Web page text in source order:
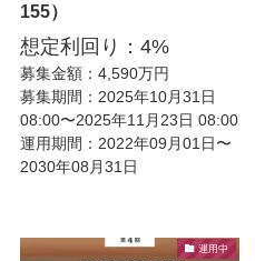
155）
想定利回り：4%
募集金額：4,590万円
募集期間：2025年10月31日
08:00〜2025年11月23日 08:00
運用期間：2022年09月01日〜
2030年08月31日
運用中